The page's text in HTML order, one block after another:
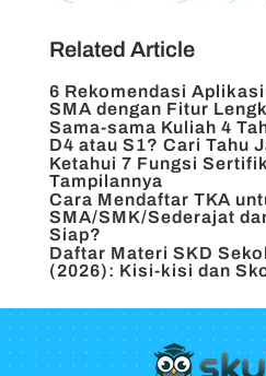
Related Article
6 Rekomendasi
SMA dengan Fitur
Sama-sama Kuliah 4
D4 atau S1? Cari Tahu
Ketahui 7 Fungsi
Tampilannya
Cara Mendaftar TKA
SMA/SMK/Sederajat
Siap?
Daftar Materi SKD
(2026): Kisi-kisi dan